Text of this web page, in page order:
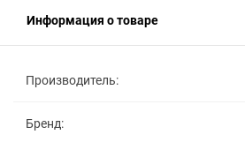
Информация о товаре
Производитель:
Бренд: